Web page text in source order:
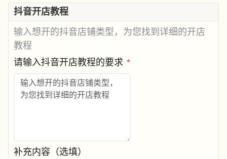
抖音开店教程
输入想开的抖音店铺类型，为您找到详细的开店
教程
请输入抖音开店教程的要求 *
补充内容（选填）